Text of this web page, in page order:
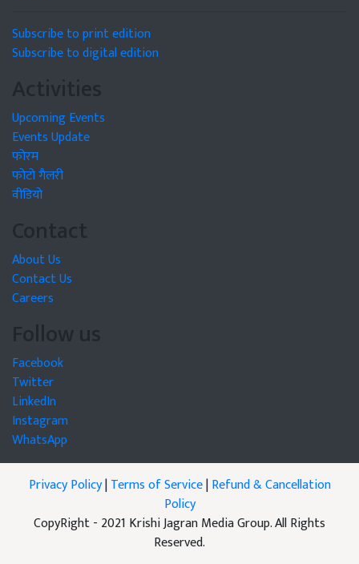
Subscribe to print edition
Subscribe to digital edition
Activities
Upcoming Events
Events Update
फोरम
फोटो गैलरी
वीडियो
Contact
About Us
Contact Us
Careers
Follow us
Facebook
Twitter
LinkedIn
Instagram
WhatsApp
Privacy Policy|Terms of Service|Refund & Cancellation
Policy
CopyRight - 2021 Krishi Jagran Media Group. All Rights
Reserved.